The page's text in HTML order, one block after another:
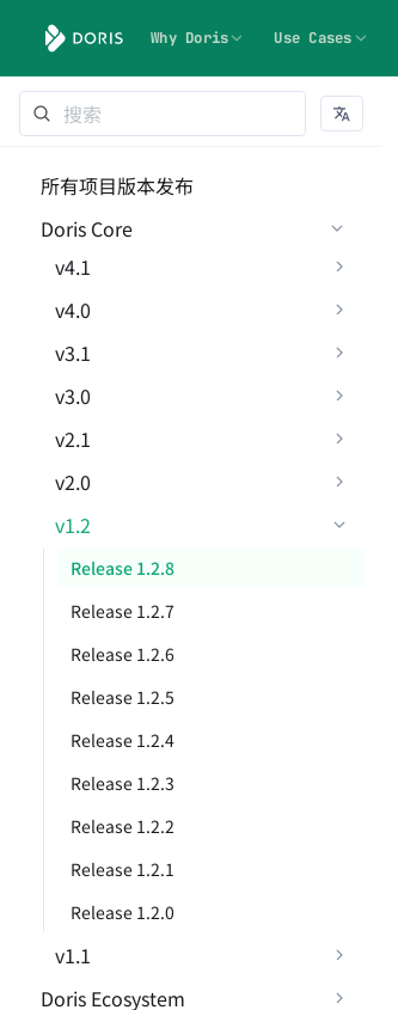
Why Doris Use Cases
所有项目版本发布
Doris Core
v4.1
v4.0
v3.1
v3.0
v2.1
v2.0
v1.2
Release 1.2.8
Release 1.2.7
Release 1.2.6
Release 1.2.5
Release 1.2.4
Release 1.2.3
Release 1.2.2
Release 1.2.1
Release 1.2.0
v1.1
Doris Ecosystem